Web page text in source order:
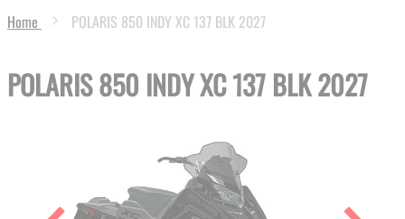
Home POLARIS 850 INDY XC 137 BLK 2027
POLARIS 850 INDY XC 137 BLK 2027